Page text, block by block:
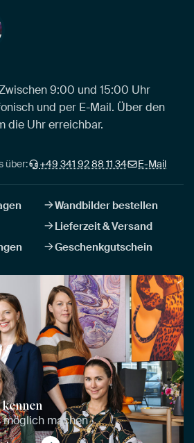
9:00 und 15:00 Uhr
und per E-Mail. Über den
die Uhr erreichbar.
über: +49 341 92 88 11 34 E-Mail
Wandbilder bestellen
Lieferzeit & Versand
Geschenkgutschein
möglich machen